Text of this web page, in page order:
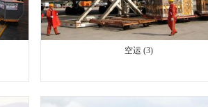
空运 (3)